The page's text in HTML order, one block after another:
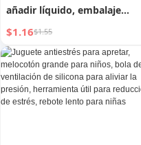
añadir líquido, embalaje
independiente, grande,
suave, para baño, para frotar
la espalda, fabulosa
herramienta para ducha
$1.16$1.55